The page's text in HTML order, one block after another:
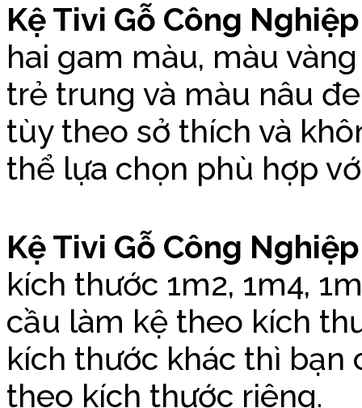
Kệ Tivi Gỗ Công
hai gam màu, màu
trẻ trung và màu nâu
tùy theo sở thích và
thể lựa chọn phù hợp
Kệ Tivi Gỗ Công
kích thước 1m2, 1m4,
cầu làm kệ theo kích
kích thước khác thì
theo kích thước riêng.